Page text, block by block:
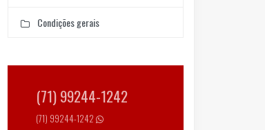
Condições gerais
(71) 99244-1242
(71) 99244-1242